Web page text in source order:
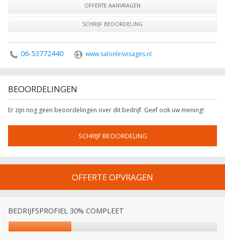
OFFERTE AANVRAGEN
SCHRIJF BEOORDELING
06-53772440 www.salonlesvisages.nl
BEOORDELINGEN
Er zijn nog geen beoordelingen over dit bedrijf. Geef ook uw mening!
SCHRIJF BEOORDELING
OFFERTE OPVRAGEN
BEDRIJFSPROFIEL 30% COMPLEET